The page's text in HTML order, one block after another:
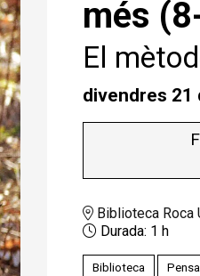
més
El
divendres 21
Biblioteca Roca
Durada: 1 h
Biblioteca